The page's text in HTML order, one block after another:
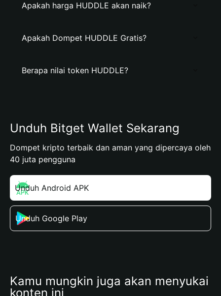
Apakah harga HUDDLE akan naik?
Apakah Dompet HUDDLE Gratis?
Berapa nilai token HUDDLE?
Unduh Bitget Wallet Sekarang
Dompet kripto terbaik dan aman yang dipercaya oleh
40 juta pengguna
Unduh Android APK
Unduh Google Play
Kamu mungkin juga akan menyukai
konten ini